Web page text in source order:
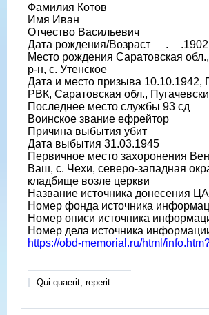
Фамилия Котов
Имя Иван
Отчество Васильевич
Дата рождения/Возраст __.__.1902
Место рождения Саратовская
р-н, с. Утенское
Дата и место призыва 10.10.1942,
РВК, Саратовская обл.,
Последнее место службы 93 сд
Воинское звание ефрейтор
Причина выбытия убит
Дата выбытия 31.03.1945
Первичное место захоронения
Ваш, с. Чехи, северо-западная
кладбище возле церкви
Название источника донесения
Номер фонда источника
Номер описи источника
Номер дела источника
https://obd-memorial.ru/html/
Qui quaerit, reperit